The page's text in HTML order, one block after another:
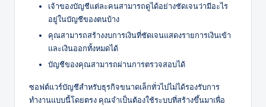
เจ้าของบัญชีแต่ละคนสามารถดูได้อย่างชัดเจนว่ามีอะไร
อยู่ในบัญชีของตนบ้าง
คุณสามารถสร้างงบการเงินที่ชัดเจนแสดงรายการเงินเข้า
และเงินออกทั้งหมดได้
บัญชีของคุณสามารถผ่านการตรวจสอบได้
ซอฟต์แวร์บัญชีสำหรับธุรกิจขนาดเล็กทั่วไปไม่ได้รองรับการ
ทำงานแบบนี้โดยตรง คุณจำเป็นต้องใช้ระบบที่สร้างขึ้นมาเพื่อ